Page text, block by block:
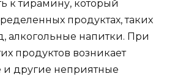
к тирамину, который
продуктах, таких
алкогольные напитки. При
продуктов возникает
и другие неприятные